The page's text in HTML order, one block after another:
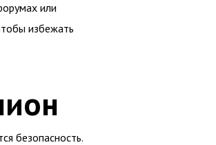
или
избежать
безопасность.